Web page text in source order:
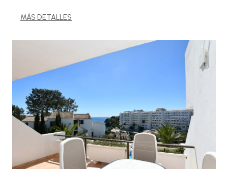
MÁS DETALLES